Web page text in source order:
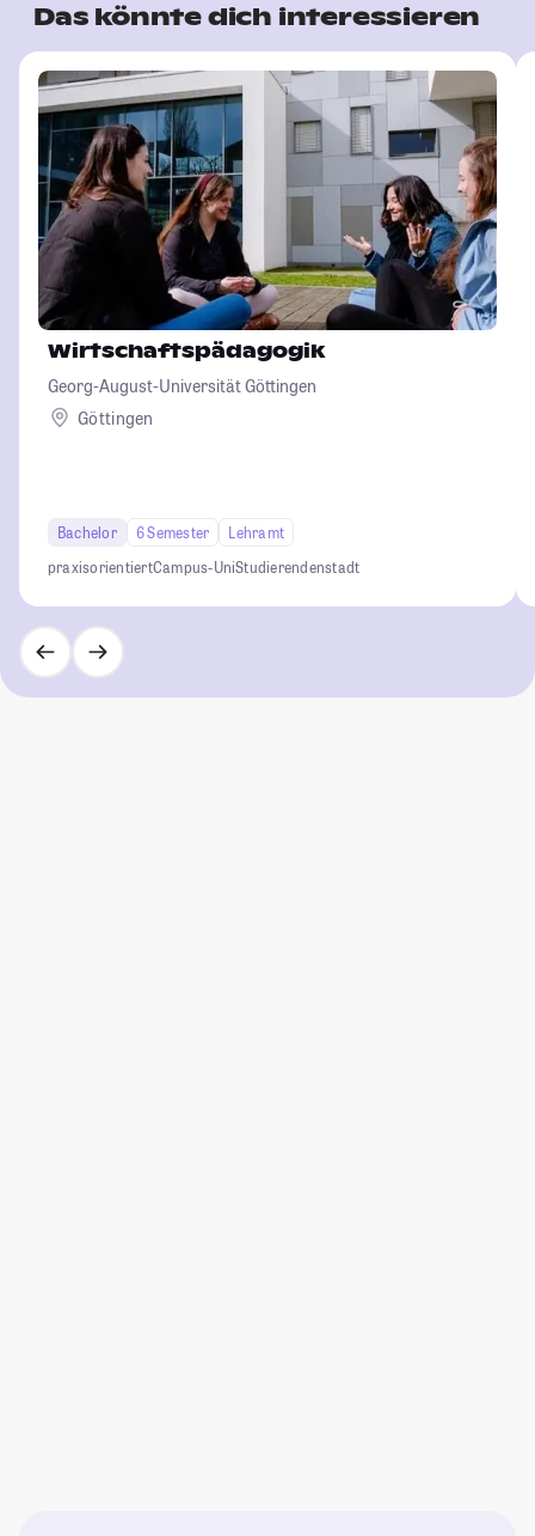
Das könnte dich interessieren
Wirtschaftspädagogik
Georg-August-Universität Göttingen
Göttingen
Bachelor 6 Semester
Lehramt
praxisorientiertCampus-UniStudierendenstadt